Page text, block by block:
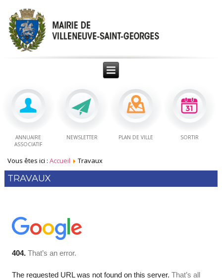
ANNUAIRE
ASSOCIATIF
NEWSLETTER PLAN DE VILLE SORTIR
Vous êtes ici :Accueil Travaux
TRAVAUX